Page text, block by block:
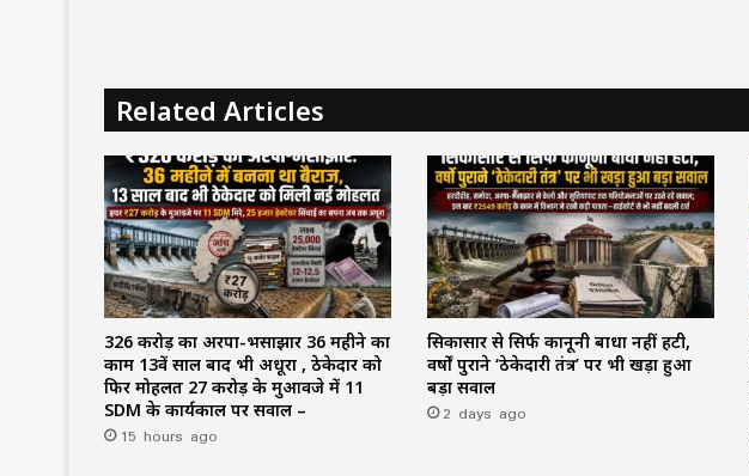
Related Articles
₹326 करोड़ का अरपा-भैंसाझार 36 महीने का
काम 13वें साल बाद भी अधूरा , ठेकेदार को
फिर मोहलत ₹27 करोड़ के मुआवजे में 11
SDM के कार्यकाल पर सवाल –
15 hours ago
सिकासार से सिर्फ कानूनी बाधा नहीं हटी,
वर्षों पुराने ‘ठेकेदारी तंत्र’ पर भी खड़ा हुआ
बड़ा सवाल
2 days ago